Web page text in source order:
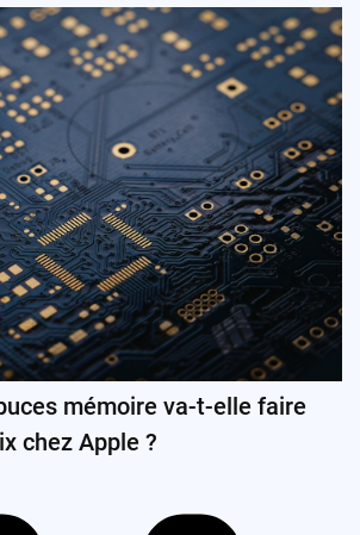
mémoire va-t-elle faire
chez Apple ?